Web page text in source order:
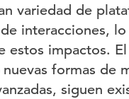
variedad de
interacciones,
impactos.
formas de
siguen